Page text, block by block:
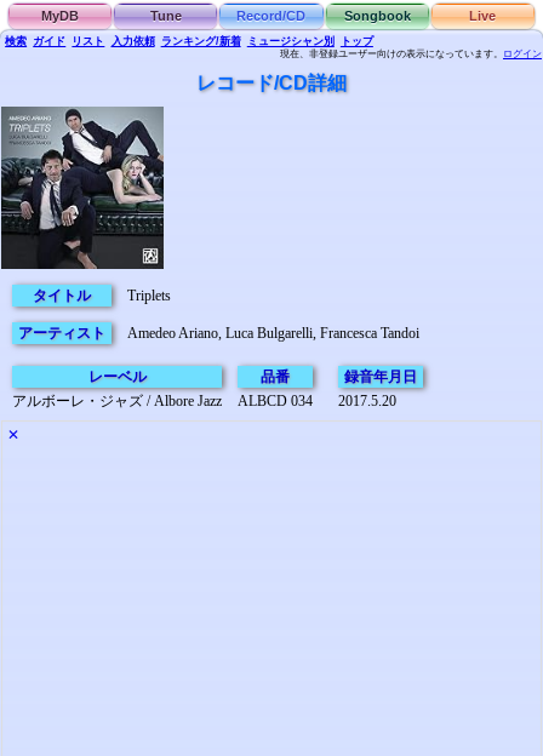
MyDB Tune Record/CD Songbook Live
検索 ガイド リスト 入力依頼 ランキング/新着 ミュージシャン別 トップ
現在、非登録ユーザー向けの表示になっています。 ログイン
レコード/CD詳細
タイトル Triplets
アーティスト Amedeo Ariano, Luca Bulgarelli, Francesca Tandoi
レーベル
アルボーレ・ジャズ / Albore Jazz
品番
ALBCD 034
録音年月日
2017.5.20
✕